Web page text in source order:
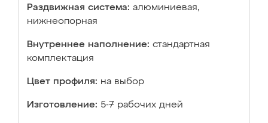
Раздвижная система: алюминиевая,
нижнеопорная
Внутреннее наполнение: стандартная
комплектация
Цвет профиля: на выбор
Изготовление: 5-7 рабочих дней